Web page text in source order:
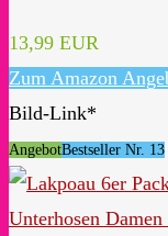
13,99 EUR
Zum Amazon
Bild-Link*
AngebotBestseller Nr. 13